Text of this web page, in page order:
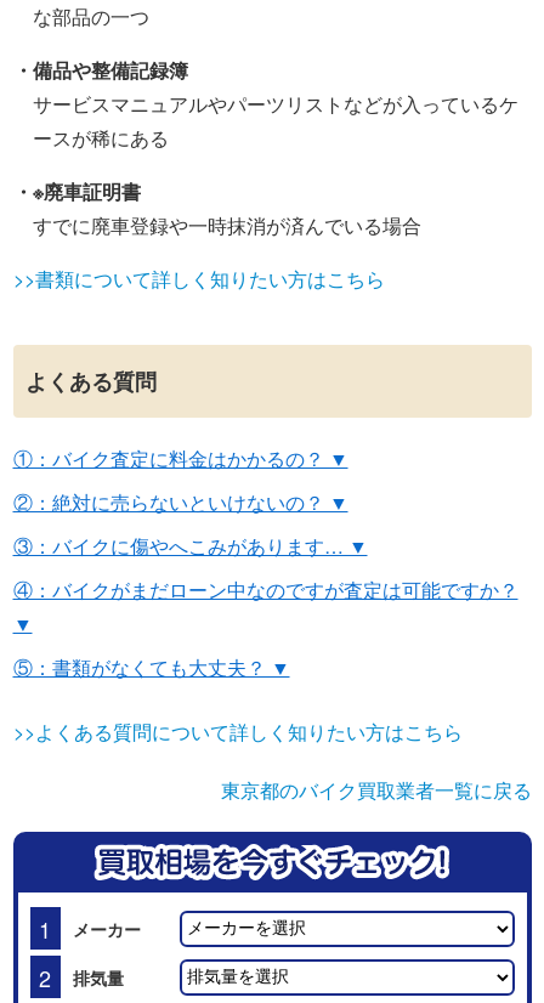
な部品の一つ
・備品や整備記録簿
サービスマニュアルやパーツリストなどが入っているケ
ースが稀にある
・※廃車証明書
すでに廃車登録や一時抹消が済んでいる場合
>>書類について詳しく知りたい方はこちら
よくある質問
①：バイク査定に料金はかかるの？ ▼
②：絶対に売らないといけないの？ ▼
③：バイクに傷やへこみがあります… ▼
④：バイクがまだローン中なのですが査定は可能ですか？
▼
⑤：書類がなくても大丈夫？ ▼
>>よくある質問について詳しく知りたい方はこちら
東京都のバイク買取業者一覧に戻る
1 メーカー
2 排気量